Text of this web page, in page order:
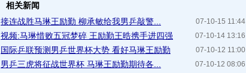
相关新闻
07-10-15 11:44
接连战胜马琳王励勤 柳承敏给我男乒敲警...
07-10-14 13:16
视频:马琳惜败五冠梦碎 王励勤王晧携手进四强
07-10-12 11:00
国际乒联预测男乒世界杯大势 看好马琳王励勤
07-10-12 08:06
男乒三虎将征战世界杯 马琳王励勤期待各...